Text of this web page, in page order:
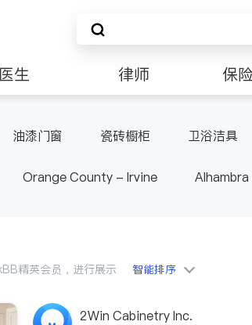
医生 律师 保
油漆门窗 瓷砖橱柜 卫浴洁具
Orange County - Irvine Alhambra
精英会员，进行展示 智能排序
2Win Cabinetry Inc.